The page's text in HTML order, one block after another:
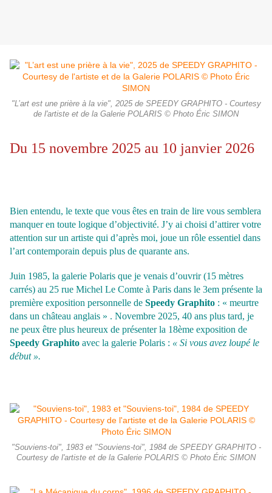
"L’art est une prière à la vie", 2025 de SPEEDY GRAPHITO - Courtesy
de l'artiste et de la Galerie POLARIS © Photo Éric SIMON
Du 15 novembre 2025 au 10 janvier 2026
Bien entendu, le texte que vous êtes en train de lire vous semblera
manquer en toute logique d’objectivité. J’y ai choisi d’attirer votre
attention sur un artiste qui d’après moi, joue un rôle essentiel dans
l’art contemporain depuis plus de quarante ans.
Juin 1985, la galerie Polaris que je venais d’ouvrir (15 mètres
carrés) au 25 rue Michel Le Comte à Paris dans le 3em présente la
première exposition personnelle de Speedy Graphito : « meurtre
dans un château anglais » . Novembre 2025, 40 ans plus tard, je
ne peux être plus heureux de présenter la 18ème exposition de
Speedy Graphito avec la galerie Polaris : « Si vous avez loupé le
début ».
"Souviens-toi", 1983 et "Souviens-toi", 1984 de SPEEDY GRAPHITO -
Courtesy de l'artiste et de la Galerie POLARIS © Photo Éric SIMON